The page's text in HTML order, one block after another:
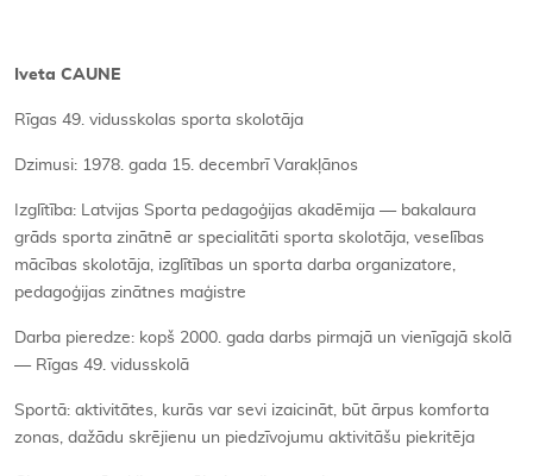
Iveta CAUNE
Rīgas 49. vidusskolas sporta skolotāja
Dzimusi: 1978. gada 15. decembrī Varakļānos
Izglītība: Latvijas Sporta pedagoģijas akadēmija — bakalaura
grāds sporta zinātnē ar specialitāti sporta skolotāja, veselības
mācības skolotāja, izglītības un sporta darba organizatore,
pedagoģijas zinātnes maģistre
Darba pieredze: kopš 2000. gada darbs pirmajā un vienīgajā skolā
— Rīgas 49. vidusskolā
Sportā: aktivitātes, kurās var sevi izaicināt, būt ārpus komforta
zonas, dažādu skrējienu un piedzīvojumu aktivitāšu piekritēja